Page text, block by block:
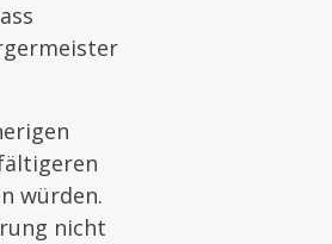
würden.
nicht